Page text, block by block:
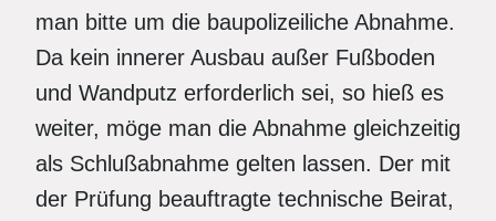
man bitte um die baupolizeiliche Abnahme.
Da kein innerer Ausbau außer Fußboden
und Wandputz erforderlich sei, so hieß es
weiter, möge man die Abnahme gleichzeitig
als Schlußabnahme gelten lassen. Der mit
der Prüfung beauftragte technische Beirat,